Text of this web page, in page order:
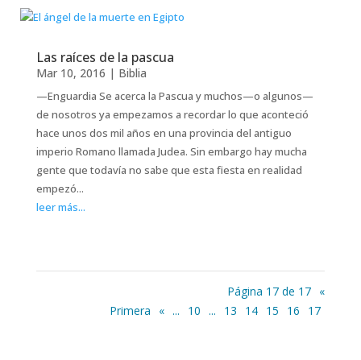
Las raíces de la pascua
Mar 10, 2016 | Biblia
—Enguardia Se acerca la Pascua y muchos—o algunos—
de nosotros ya empezamos a recordar lo que aconteció
hace unos dos mil años en una provincia del antiguo
imperio Romano llamada Judea. Sin embargo hay mucha
gente que todavía no sabe que esta fiesta en realidad
empezó...
leer más...
Página 17 de 17 «
Primera
« ... 10 ... 13 14 15 16 17